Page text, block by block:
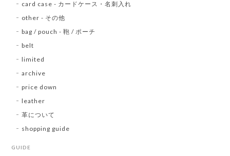
card case - カードケース・名刺入れ
other - その他
bag / pouch - 鞄 / ポーチ
belt
limited
archive
price down
leather
革について
shopping guide
GUIDE